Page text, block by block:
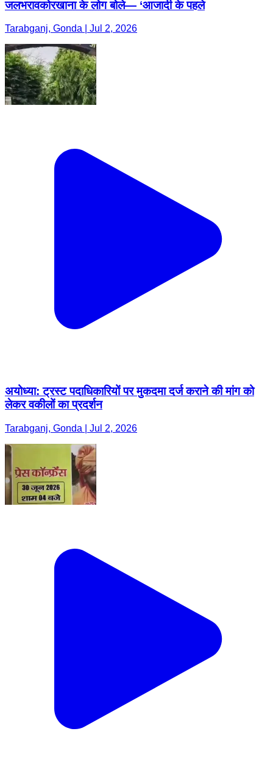
जलभरावकोरखाना के लोग बोले— ‘आजादी के पहले
Tarabganj, Gonda | Jul 2, 2026
अयोध्या: ट्रस्ट पदाधिकारियों पर मुकदमा दर्ज कराने की मांग को
लेकर वकीलों का प्रदर्शन
Tarabganj, Gonda | Jul 2, 2026